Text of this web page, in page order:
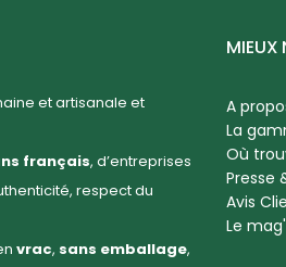
et artisanale et
français, d’entreprises
respect du
vrac, sans emballage,
MIEUX
A
La
Où
Presse
Avis
Le